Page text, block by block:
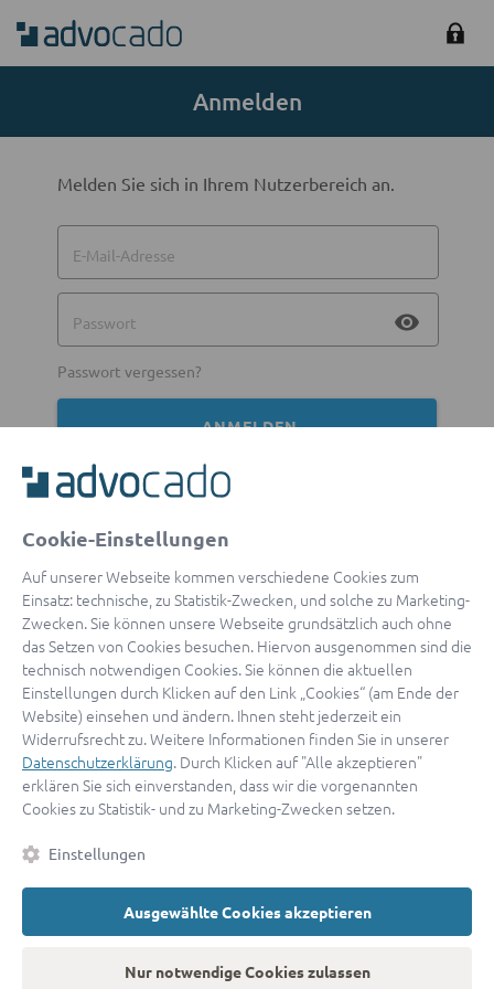
Anmelden
Melden Sie sich in Ihrem Nutzerbereich an.
E-Mail-Adresse
Passwort visibility
Passwort vergessen?
ANMELDEN
Mit Apple anmelden
Sign in with Google
By continuing, you are indicating that you accept ourTerms of
ServiceandPrivacy Policy.
Sie haben noch keinen Zugang?Hier registrieren
oder als Anwalt registrieren.
© 2026 advocado
Cookie-Einstellungen
Auf unserer Webseite kommen verschiedene Cookies zum
Einsatz: technische, zu Statistik-Zwecken, und solche zu Marketing-
Zwecken. Sie können unsere Webseite grundsätzlich auch ohne
das Setzen von Cookies besuchen. Hiervon ausgenommen sind die
technisch notwendigen Cookies. Sie können die aktuellen
Einstellungen durch Klicken auf den Link „Cookies“ (am Ende der
Website) einsehen und ändern. Ihnen steht jederzeit ein
Widerrufsrecht zu. Weitere Informationen finden Sie in unserer
Datenschutzerklärung. Durch Klicken auf "Alle akzeptieren"
erklären Sie sich einverstanden, dass wir die vorgenannten
Cookies zu Statistik- und zu Marketing-Zwecken setzen.
Einstellungen
Ausgewählte Cookies akzeptieren
Nur notwendige Cookies zulassen